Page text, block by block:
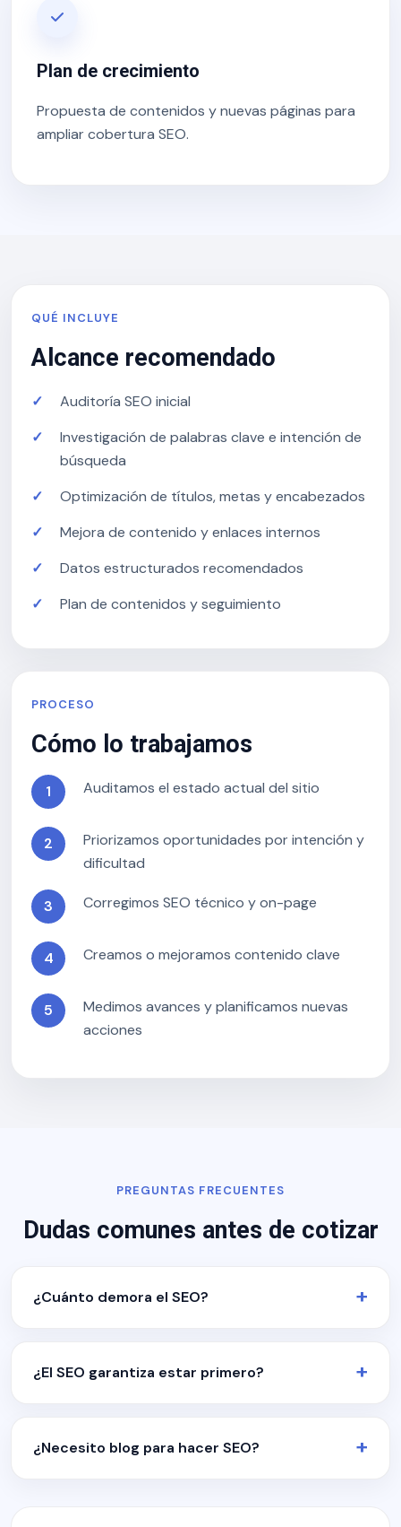
Plan de crecimiento
Propuesta de contenidos y nuevas páginas para
ampliar cobertura SEO.
QUÉ INCLUYE
Alcance recomendado
Auditoría SEO inicial
Investigación de palabras clave e intención de
búsqueda
Optimización de títulos, metas y encabezados
Mejora de contenido y enlaces internos
Datos estructurados recomendados
Plan de contenidos y seguimiento
PROCESO
Cómo lo trabajamos
Auditamos el estado actual del sitio
Priorizamos oportunidades por intención y
dificultad
Corregimos SEO técnico y on-page
Creamos o mejoramos contenido clave
Medimos avances y planificamos nuevas
acciones
PREGUNTAS FRECUENTES
Dudas comunes antes de cotizar
¿Cuánto demora el SEO?
¿El SEO garantiza estar primero?
¿Necesito blog para hacer SEO?